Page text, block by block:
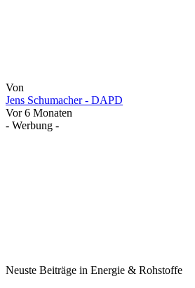
Von
Jens Schumacher - DAPD
Vor 6 Monaten
- Werbung -
Neuste Beiträge in Energie & Rohstoffe